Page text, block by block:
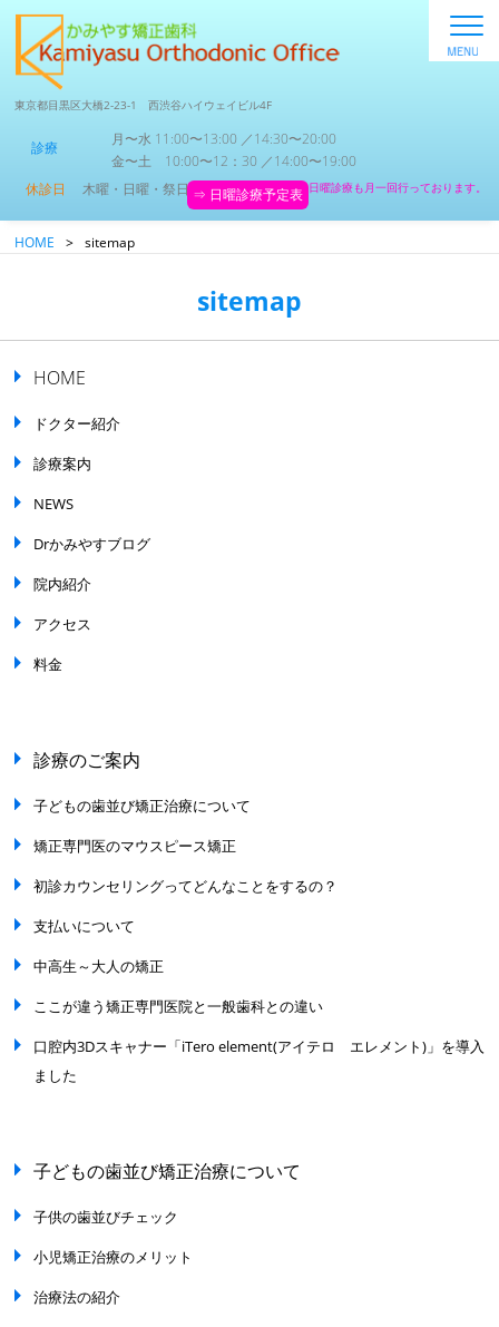
東京都目黒区大橋2-23-1 西渋谷ハイウェイビル4F
診療
月〜水 11:00〜13:00 ／14:30〜20:00
金〜土 10:00〜12：30 ／14:00〜19:00
休診日
木曜・日曜・祭日 ⇒ 日曜診療予定表 日曜診療も月一回行っております。
HOME > sitemap
sitemap
HOME
ドクター紹介
診療案内
NEWS
Drかみやすブログ
院内紹介
アクセス
料金
診療のご案内
子どもの歯並び矯正治療について
矯正専門医のマウスピース矯正
初診カウンセリングってどんなことをするの？
支払いについて
中高生～大人の矯正
ここが違う矯正専門医院と一般歯科との違い
口腔内3Dスキャナー「iTero element(アイテロ エレメント)」を導入し
ました
子どもの歯並び矯正治療について
子供の歯並びチェック
小児矯正治療のメリット
治療法の紹介